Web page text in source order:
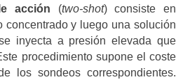
acción (two-shot) consiste en
concentrado y luego una solución
inyecta a presión elevada que
procedimiento supone el coste
los sondeos correspondientes.